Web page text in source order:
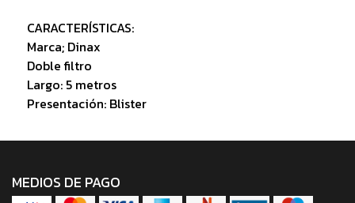
CARACTERÍSTICAS:
Marca; Dinax
Doble filtro
Largo: 5 metros
Presentación: Blister
MEDIOS DE PAGO